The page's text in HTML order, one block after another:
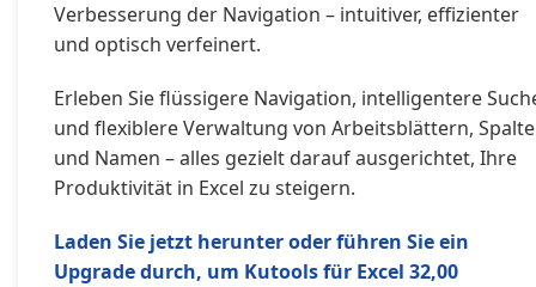
Verbesserung der Navigation – intuitiver, effizienter
und optisch verfeinert.
Erleben Sie flüssigere Navigation, intelligentere
und flexiblere Verwaltung von Arbeitsblättern,
und Namen – alles gezielt darauf ausgerichtet, Ihre
Produktivität in Excel zu steigern.
Laden Sie jetzt herunter oder führen Sie ein
Upgrade durch, um Kutools für Excel 32,00